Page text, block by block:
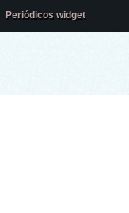
Periódicos widget